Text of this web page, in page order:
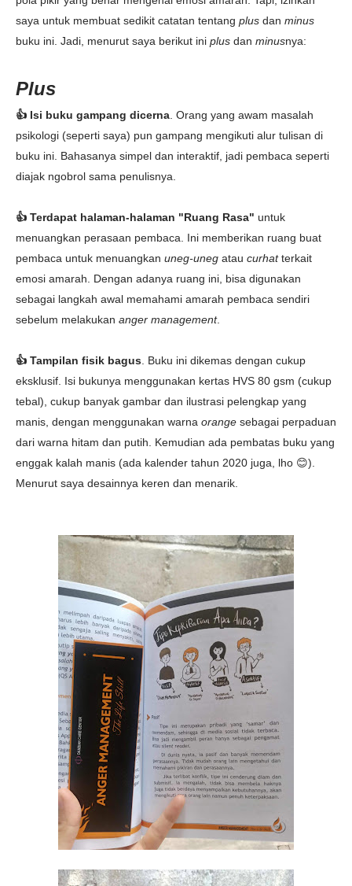
saya untuk membuat sedikit catatan tentang plus dan minus
buku ini. Jadi, menurut saya berikut ini plus dan minusnya:
Plus
👍 Isi buku gampang dicerna . Orang yang awam masalah
psikologi (seperti saya) pun gampang mengikuti alur tulisan di
buku ini. Bahasanya simpel dan interaktif, jadi pembaca seperti
diajak ngobrol sama penulisnya.
👍 Terdapat halaman-halaman "Ruang Rasa" untuk
menuangkan perasaan pembaca. Ini memberikan ruang buat
pembaca untuk menuangkan uneg-uneg atau curhatterkait
emosi amarah. Dengan adanya ruang ini, bisa digunakan
sebagai langkah awal memahami amarah pembaca sendiri
sebelum melakukan anger management.
👍 Tampilan fisik bagus . Buku ini dikemas dengan cukup
eksklusif. Isi bukunya menggunakan kertas HVS 80 gsm (cukup
tebal), cukup banyak gambar dan ilustrasi pelengkap yang
manis, dengan menggunakan warna orange sebagai perpaduan
dari warna hitam dan putih. Kemudian ada pembatas buku yang
enggak kalah manis (ada kalender tahun 2020 juga, lho 😊).
Menurut saya desainnya keren dan menarik.